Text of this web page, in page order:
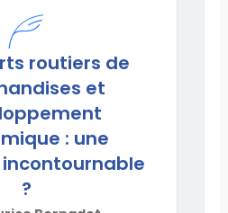
routiers de
et
: une
?